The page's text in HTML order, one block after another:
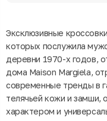
Эксклюзивные
которых послужила
деревни 1970-х годов,
дома Maison Margiela,
современные тренды в
телячьей кожи и замши,
характером и